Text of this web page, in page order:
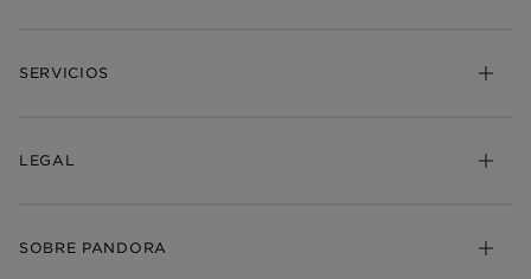
SERVICIOS
LEGAL
SOBRE PANDORA